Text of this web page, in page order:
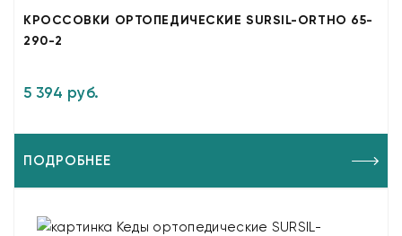
КРОССОВКИ ОРТОПЕДИЧЕСКИЕ SURSIL-ORTHO 65-
290-2
5 394 руб.
ПОДРОБНЕЕ